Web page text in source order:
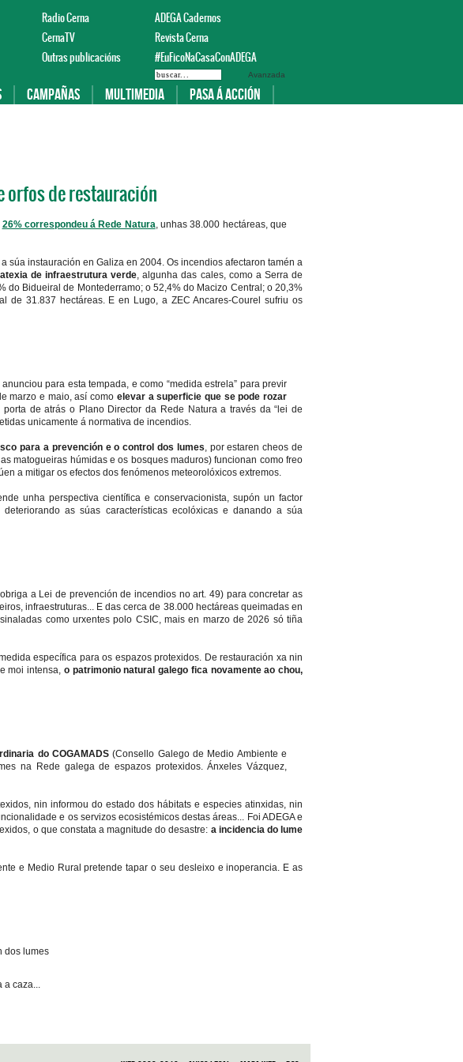
Radio Cerna
ADEGA Cadernos
CernaTV
Revista Cerna
Outras publicacións
#EuFicoNaCasaConADEGA
Avanzada
Campañas Multimedia Pasa á acción
orfos de restauración
26% correspondeu á Rede Natura, unhas 38.000 hectáreas, que
súa instauración en Galiza en 2004. Os incendios afectaron tamén a
de infraestrutura verde, algunha das cales, como a Serra de
Bidueiral de Montederramo; o 52,4% do Macizo Central; o 20,3%
31.837 hectáreas. E en Lugo, a ZEC Ancares-Courel sufriu os
para esta tempada, e como “medida estrela” para previr
marzo e maio, así como elevar a superficie que se pode rozar
de atrás o Plano Director da Rede Natura a través da “lei de
unicamente á normativa de incendios.
para a prevención e o control dos lumes, por estaren cheos de
matogueiras húmidas e os bosques maduros) funcionan como freo
a mitigar os efectos dos fenómenos meteorolóxicos extremos.
unha perspectiva científica e conservacionista, supón un factor
as súas características ecolóxicas e danando a súa
a Lei de prevención de incendios no art. 49) para concretar as
infraestruturas... E das cerca de 38.000 hectáreas queimadas en
sinaladas como urxentes polo CSIC, mais en marzo de 2026 só tiña
específica para os espazos protexidos. De restauración xa nin
moi intensa, o patrimonio natural galego fica novamente ao chou,
do COGAMADS (Consello Galego de Medio Ambiente e
na Rede galega de espazos protexidos. Ánxeles Vázquez,
nin informou do estado dos hábitats e especies atinxidas, nin
e os servizos ecosistémicos destas áreas... Foi ADEGA e
o que constata a magnitude do desastre: a incidencia do lume
e Medio Rural pretende tapar o seu desleixo e inoperancia. E as
dos lumes
a caza...